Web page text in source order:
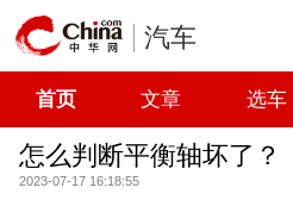
汽车
首页 文章 选车
怎么判断平衡轴坏了？
2023-07-17 16:18:55